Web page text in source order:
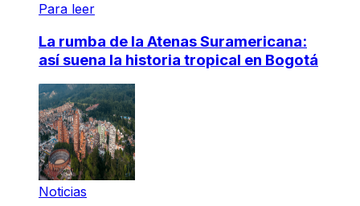
Para leer
La rumba de la Atenas Suramericana:
así suena la historia tropical en Bogotá
Noticias